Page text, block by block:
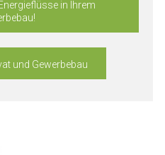
in Ihrem
und Gewerbebau